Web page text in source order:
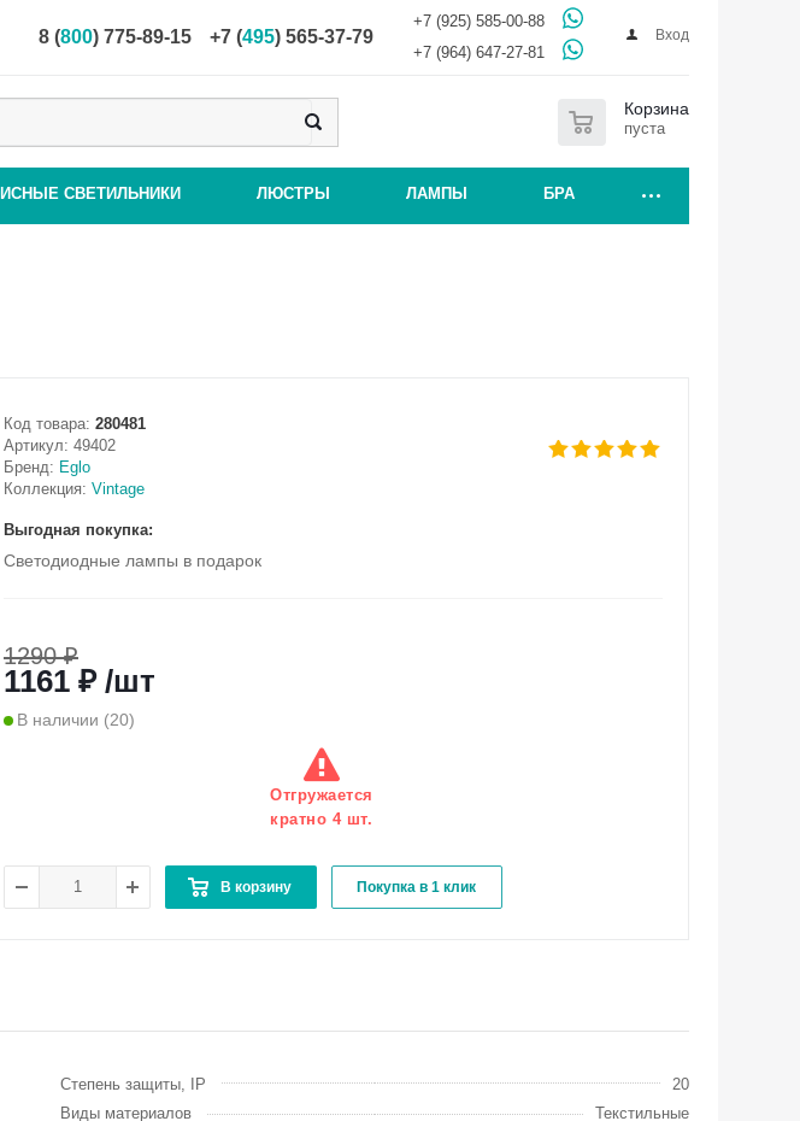
8 (800) 775-89-15 +7 (495) 565-37-79
+7 (925) 585-00-88
+7 (964) 647-27-81
Вход
Корзина
пуста
СВЕТИЛЬНИКИ ЛЮСТРЫ ЛАМПЫ БРА
Код товара: 280481
Артикул: 49402
Бренд: Eglo
Коллекция: Vintage
Выгодная покупка:
Светодиодные лампы в подарок
1290 ₽
1161 ₽ /шт
В наличии (20)
Отгружается
кратно 4 шт.
В корзину Покупка в 1 клик
Степень защиты, IP
20
Виды материалов
Текстильные